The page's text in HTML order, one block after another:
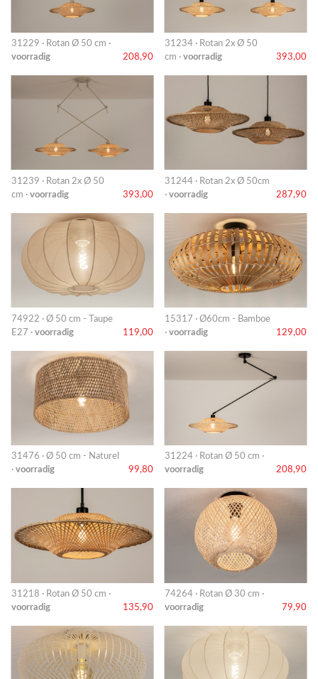
31229 · Rotan Ø 50 cm ·
voorradig
208,90
31234 · Rotan 2x Ø 50
cm · voorradig 393,00
31239 · Rotan 2x Ø 50
cm · voorradig 393,00
31244 · Rotan 2x Ø 50cm
· voorradig 287,90
74922 · Ø 50 cm - Taupe
E27 · voorradig 119,00
15317 · Ø60cm - Bamboe
· voorradig 129,00
31476 · Ø 50 cm - Naturel
· voorradig 99,80
31224 · Rotan Ø 50 cm ·
voorradig
208,90
31218 · Rotan Ø 50 cm ·
voorradig
135,90
74264 · Rotan Ø 30 cm ·
voorradig
79,90